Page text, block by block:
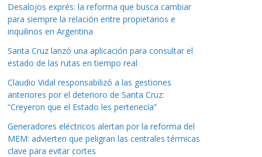
Desalojos exprés: la reforma que busca cambiar
para siempre la relación entre propietarios e
inquilinos en Argentina
Santa Cruz lanzó una aplicación para consultar el
estado de las rutas en tiempo real
Claudio Vidal responsabilizó a las gestiones
anteriores por el deterioro de Santa Cruz:
“Creyeron que el Estado les pertenecía”
Generadores eléctricos alertan por la reforma del
MEM: advierten que peligran las centrales térmicas
clave para evitar cortes